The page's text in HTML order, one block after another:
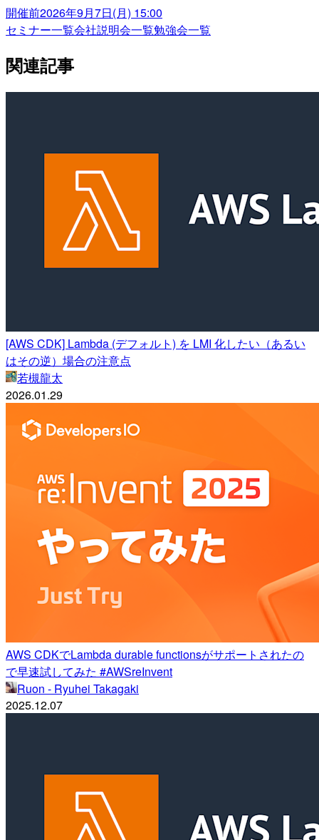
開催前2026年9月7日(月) 15:00
セミナー一覧会社説明会一覧勉強会一覧
関連記事
[AWS CDK] Lambda (デフォルト) を LMI 化したい（あるい
はその逆）場合の注意点
若槻龍太
2026.01.29
AWS CDKでLambda durable functionsがサポートされたの
で早速試してみた #AWSreInvent
Ruon - Ryuhei Takagaki
2025.12.07